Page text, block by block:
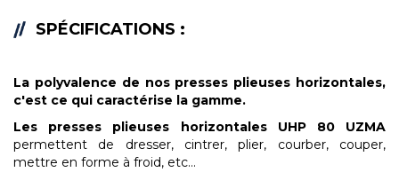
SPÉCIFICATIONS :
La polyvalence de nos presses plieuses horizontales,
c'est ce qui caractérise la gamme.
Les
presses plieuses horizontales UHP 80 UZMA
permettent de dresser, cintrer, plier, courber, couper,
mettre en forme à froid, etc...